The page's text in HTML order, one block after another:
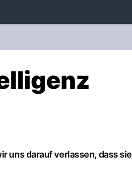
uns darauf verlassen, dass sie